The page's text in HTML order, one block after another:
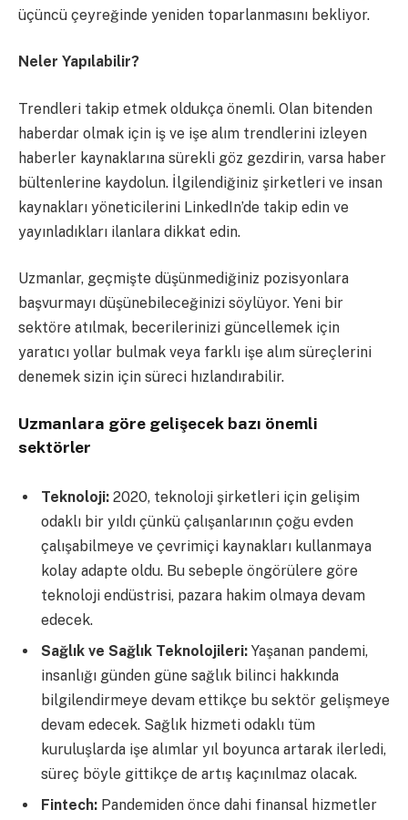
üçüncü çeyreğinde yeniden toparlanmasını bekliyor.
Neler Yapılabilir?
Trendleri takip etmek oldukça önemli. Olan bitenden
haberdar olmak için iş ve işe alım trendlerini izleyen
haberler kaynaklarına sürekli göz gezdirin, varsa haber
bültenlerine kaydolun. İlgilendiğiniz şirketleri ve insan
kaynakları yöneticilerini LinkedIn’de takip edin ve
yayınladıkları ilanlara dikkat edin.
Uzmanlar, geçmişte düşünmediğiniz pozisyonlara
başvurmayı düşünebileceğinizi söylüyor. Yeni bir
sektöre atılmak, becerilerinizi güncellemek için
yaratıcı yollar bulmak veya farklı işe alım süreçlerini
denemek sizin için süreci hızlandırabilir.
Uzmanlara göre gelişecek bazı önemli
sektörler
Teknoloji: 2020, teknoloji şirketleri için gelişim
odaklı bir yıldı çünkü çalışanlarının çoğu evden
çalışabilmeye ve çevrimiçi kaynakları kullanmaya
kolay adapte oldu. Bu sebeple öngörülere göre
teknoloji endüstrisi, pazara hakim olmaya devam
edecek.
Sağlık ve Sağlık Teknolojileri: Yaşanan pandemi,
insanlığı günden güne sağlık bilinci hakkında
bilgilendirmeye devam ettikçe bu sektör gelişmeye
devam edecek. Sağlık hizmeti odaklı tüm
kuruluşlarda işe alımlar yıl boyunca artarak ilerledi,
süreç böyle gittikçe de artış kaçınılmaz olacak.
Fintech: Pandemiden önce dahi finansal hizmetler